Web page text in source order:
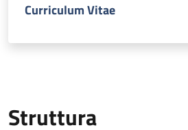
Curriculum Vitae
Struttura